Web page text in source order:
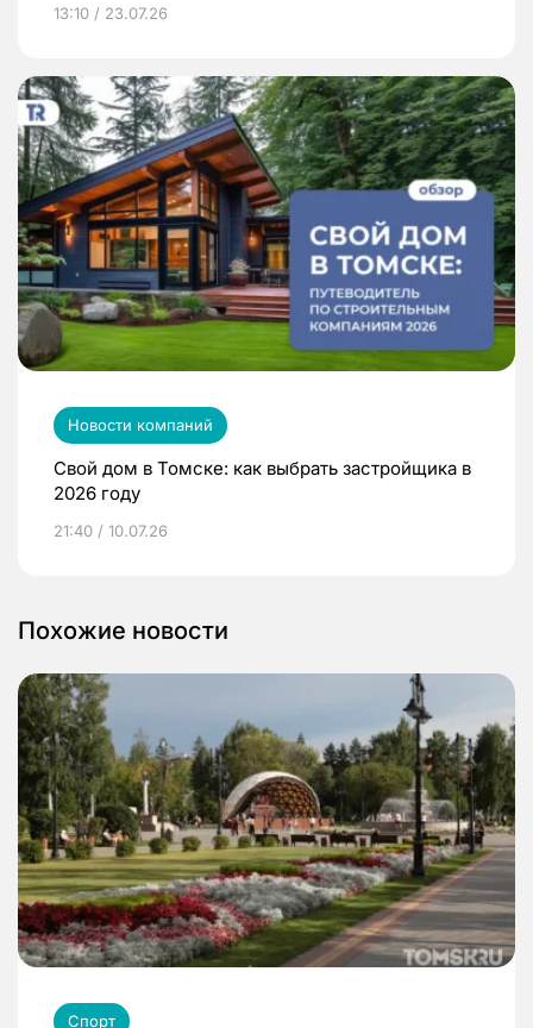
13:10 / 23.07.26
Новости компаний
Свой дом в Томске: как выбрать застройщика в
2026 году
21:40 / 10.07.26
Похожие новости
Спорт